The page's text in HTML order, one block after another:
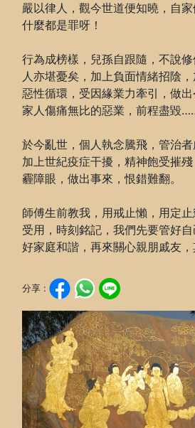
嚴以律人，觀今世道便知曉，自
什麼都是罪呀！
行為成榜樣，兒孫自跟隨，不說
人亦堪憂矣，加上負面情緒招陰，
惡性循環，受因緣業力牽引，做
家人傷痛無比的惡業，前程盡毀
於今亂世，個人執念騰飛，管治者
加上世紀疫症干擾，精神飽受摧
霾障眼，做出事來，恨錯難翻。
師傅生前教我，用戒止懶，用定
受用，時刻銘記，我們先要管好
好家庭和諧，再來關心親朋戚友，
分享 :